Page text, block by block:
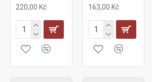
220,00 Kč
163,00 Kč